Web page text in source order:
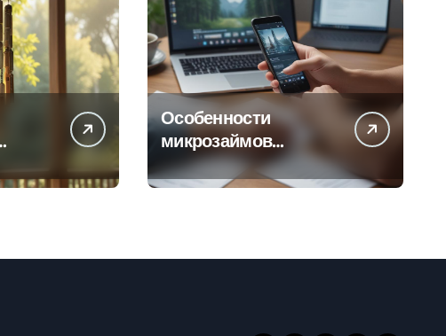
Особенности
микрозаймов
онлайн: условия,
процентные ставки и